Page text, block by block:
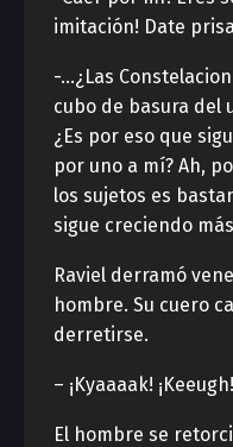
imitación! Date
-…¿Las
cubo de basura del
¿Es por eso que
por uno a mí? Ah,
los sujetos es
sigue creciendo
Raviel derramó
hombre. Su cuero
derretirse.
– ¡Kyaaaak!
El hombre se